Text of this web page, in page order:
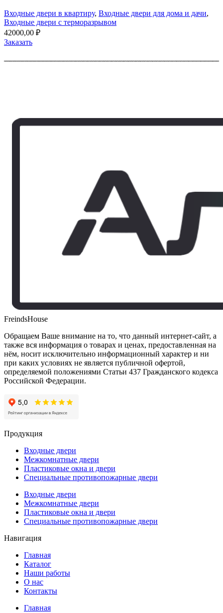
Входные двери в квартиру, Входные двери для дома и дачи,
Входные двери с терморазрывом
42000,00 ₽
Заказать
FreindsHouse
Обращаем Ваше внимание на то, что данный интернет-сайт, а
также вся информация о товарах и ценах, предоставленная на
нём, носит исключительно информационный характер и ни
при каких условиях не является публичной офертой,
определяемой положениями Статьи 437 Гражданского кодекса
Российской Федерации.
Продукция
Входные двери
Межкомнатные двери
Пластиковые окна и двери
Специальные противопожарные двери
Входные двери
Межкомнатные двери
Пластиковые окна и двери
Специальные противопожарные двери
Навигация
Главная
Каталог
Наши работы
О нас
Контакты
Главная